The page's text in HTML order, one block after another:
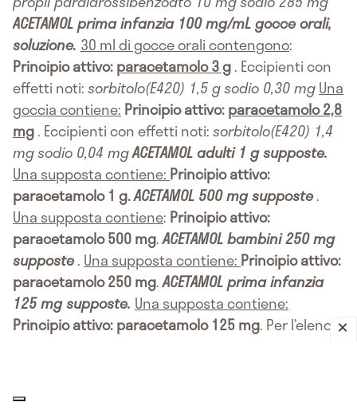
ACETAMOL prima infanzia 100 mg/mL gocce orali,
soluzione. 30 ml di gocce orali contengono:
Principio attivo:paracetamolo 3 g. Eccipienti con
effetti noti:sorbitolo(E420) 1,5 gsodio 0,30 mgUna
goccia contiene: Principio attivo:paracetamolo 2,8
mg. Eccipienti con effetti noti:sorbitolo(E420) 1,4
mgsodio 0,04 mgACETAMOL adulti 1 g supposte.
Una supposta contiene: Principio attivo:
paracetamolo 1 g.ACETAMOL 500 mg supposte.
Una supposta contiene: Principio attivo:
paracetamolo 500 mg.ACETAMOL bambini 250 mg
supposte. Una supposta contiene: Principio attivo:
paracetamolo 250 mg.ACETAMOL prima infanzia
125 mg supposte. Una supposta contiene:
Principio attivo: paracetamolo 125 mg. Per l’elenco
Eccipienti